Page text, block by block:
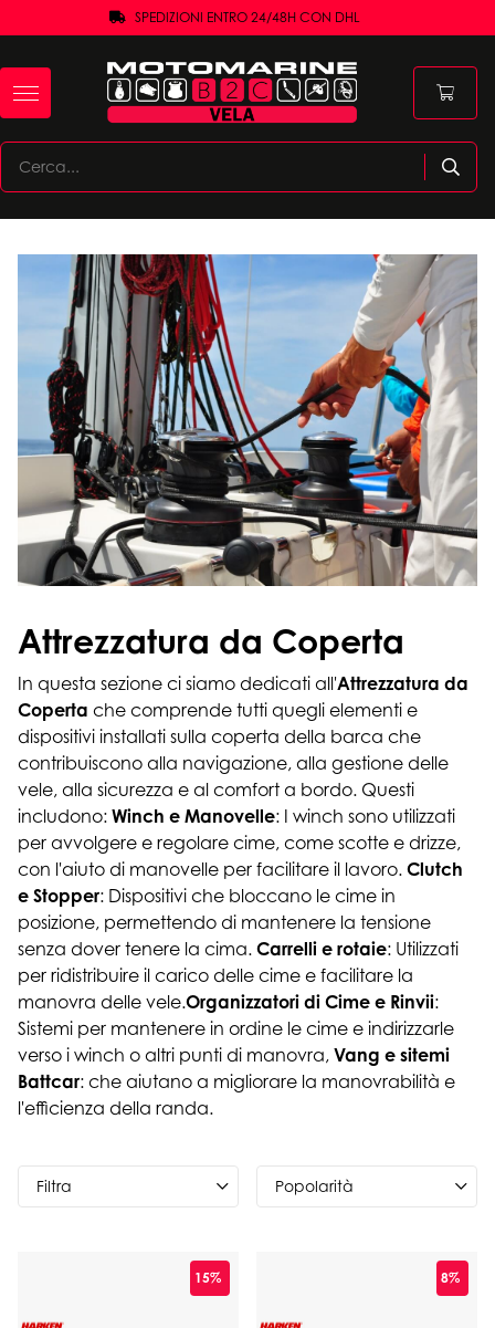
SPEDIZIONI ENTRO 24/48H CON DHL
Attrezzatura da Coperta
In questa sezione ci siamo dedicati all'Attrezzatura da
Coperta che comprende tutti quegli elementi e
dispositivi installati sulla coperta della barca che
contribuiscono alla navigazione, alla gestione delle
vele, alla sicurezza e al comfort a bordo. Questi
includono: Winch e Manovelle: I winch sono utilizzati
per avvolgere e regolare cime, come scotte e drizze,
con l'aiuto di manovelle per facilitare il lavoro. Clutch
e Stopper: Dispositivi che bloccano le cime in
posizione, permettendo di mantenere la tensione
senza dover tenere la cima. Carrelli e rotaie: Utilizzati
per ridistribuire il carico delle cime e facilitare la
manovra delle vele.Organizzatori di Cime e Rinvii:
Sistemi per mantenere in ordine le cime e indirizzarle
verso i winch o altri punti di manovra, Vang e sitemi
Battcar: che aiutano a migliorare la manovrabilità e
l'efficienza della randa.
Filtra
15% 8%